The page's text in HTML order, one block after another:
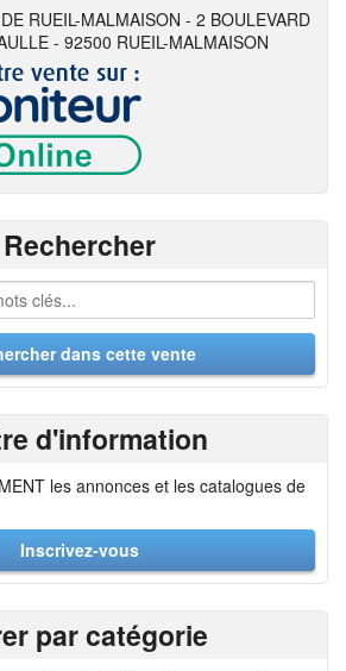
RUEIL-MALMAISON - 2 BOULEVARD
- 92500 RUEIL-MALMAISON
Rechercher
d'information
les annonces et les catalogues de
Inscrivez-vous
par catégorie